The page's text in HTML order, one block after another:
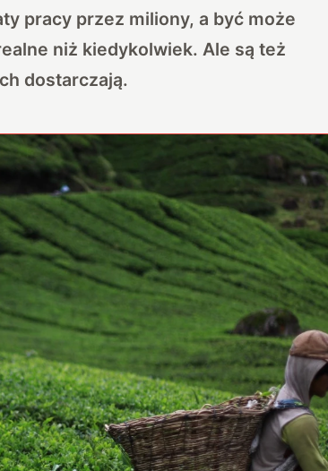
pracy przez miliony, a być może
niż kiedykolwiek. Ale są też
dostarczają.